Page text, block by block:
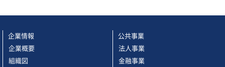
企業情報
企業概要
組織図
公共事業
法人事業
金融事業